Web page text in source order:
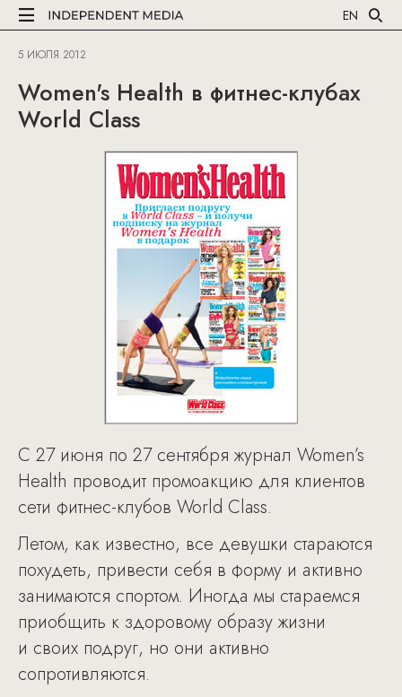
EN
5 ИЮЛЯ 2012
Women's Health в фитнес-клубах
World Class
С 27 июня по 27 сентября журнал Women’s
Health проводит промоакцию для клиентов
сети фитнес-клубов World Class.
Летом, как известно, все девушки стараются
похудеть, привести себя в форму и активно
занимаются спортом. Иногда мы стараемся
приобщить к здоровому образу жизни
и своих подруг, но они активно
сопротивляются.